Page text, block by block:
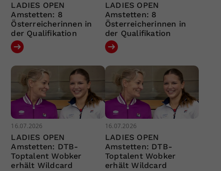
LADIES OPEN
Amstetten: 8
Österreicherinnen in
der Qualifikation
LADIES OPEN
Amstetten: 8
Österreicherinnen in
der Qualifikation
16.07.2026
LADIES OPEN
Amstetten: DTB-
Toptalent Wobker
erhält Wildcard
16.07.2026
LADIES OPEN
Amstetten: DTB-
Toptalent Wobker
erhält Wildcard